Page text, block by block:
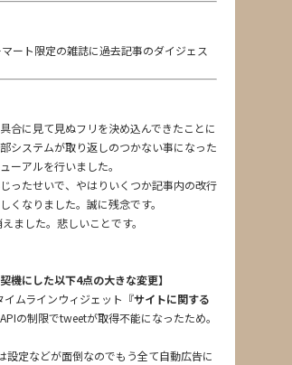
ート限定の雑誌に過去記事のダイジェス
合に見て見ぬフリを決め込んできたことに
システムが取り返しのつかない事になった
ーアルを行いました。
ったせいで、やはりいくつか記事内の改行
くなりました。誠に残念です。
ました。悲しいことです。
機にした以下4点の大きな変更】
ムラインウィジェット『サイトに関する
の制限でtweetが取得不能になったため。
設定などが面倒なのでもう全て自動広告に